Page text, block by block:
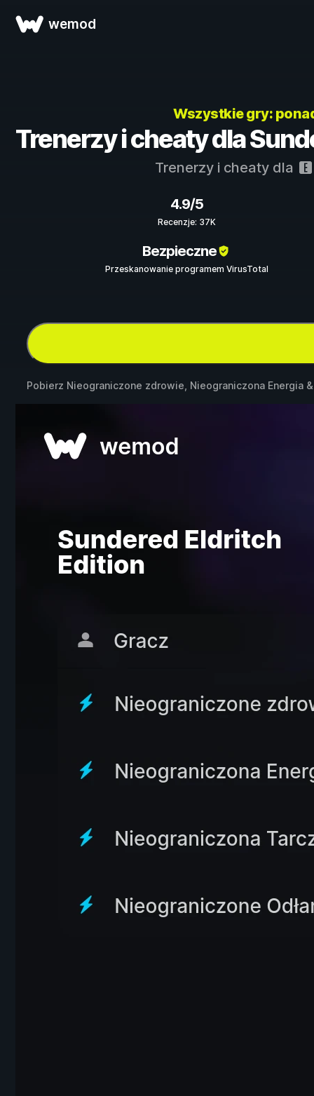
wemod
Wszystkie gry:
Trenerzy i cheaty dla
Trenerzy i cheaty dla
4.9/5
Recenzje: 37K
Bezpieczne
Przeskanowanie programem VirusTotal
Pobierz Nieograniczone zdrowie, Nieograniczona Energia